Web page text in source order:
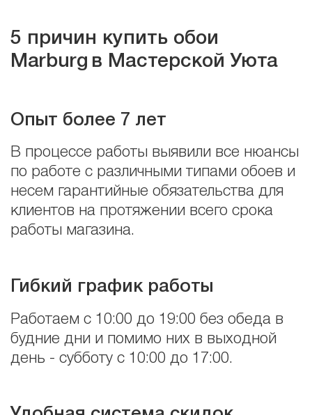
5 причин купить обои
Marburg в Мастерской Уюта
Опыт более 7 лет
В процессе работы выявили все нюансы
по работе с различными типами обоев и
несем гарантийные обязательства для
клиентов на протяжении всего срока
работы магазина.
Гибкий график работы
Работаем с 10:00 до 19:00 без обеда в
будние дни и помимо них в выходной
день - субботу с 10:00 до 17:00.